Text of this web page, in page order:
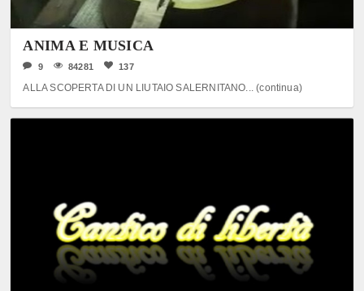
ANIMA E MUSICA
9 84281 137
ALLA SCOPERTA DI UN LIUTAIO SALERNITANO... (continua)